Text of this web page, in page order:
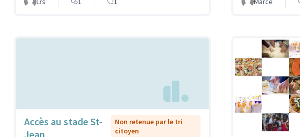
Accès au stade St-
Jean
Non retenue par le tri
citoyen